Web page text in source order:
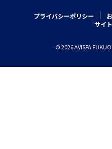
プライバシーポリシー
サイ
© 2026 AVISPA